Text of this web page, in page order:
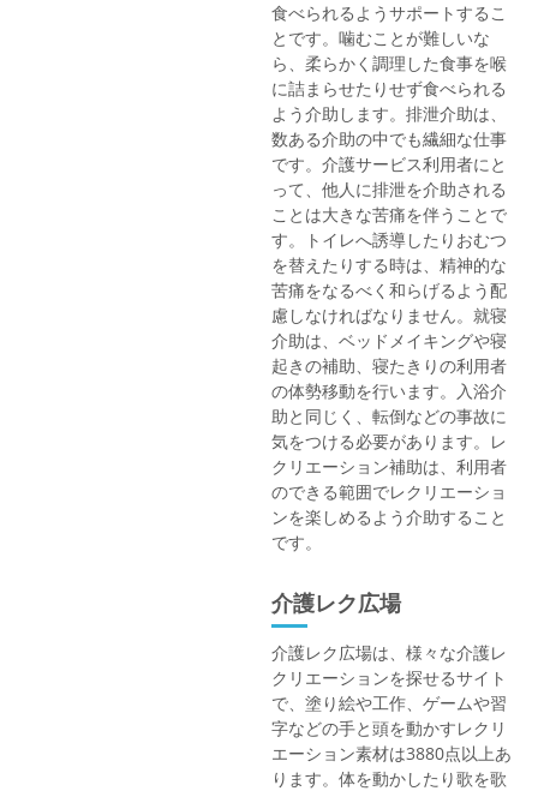
食べられるようサポートするこ
とです。噛むことが難しいな
ら、柔らかく調理した食事を喉
に詰まらせたりせず食べられる
よう介助します。排泄介助は、
数ある介助の中でも繊細な仕事
です。介護サービス利用者にと
って、他人に排泄を介助される
ことは大きな苦痛を伴うことで
す。トイレへ誘導したりおむつ
を替えたりする時は、精神的な
苦痛をなるべく和らげるよう配
慮しなければなりません。就寝
介助は、ベッドメイキングや寝
起きの補助、寝たきりの利用者
の体勢移動を行います。入浴介
助と同じく、転倒などの事故に
気をつける必要があります。レ
クリエーション補助は、利用者
のできる範囲でレクリエーショ
ンを楽しめるよう介助すること
です。
介護レク広場
介護レク広場は、様々な介護レ
クリエーションを探せるサイト
で、塗り絵や工作、ゲームや習
字などの手と頭を動かすレクリ
エーション素材は3880点以上あ
ります。体を動かしたり歌を歌